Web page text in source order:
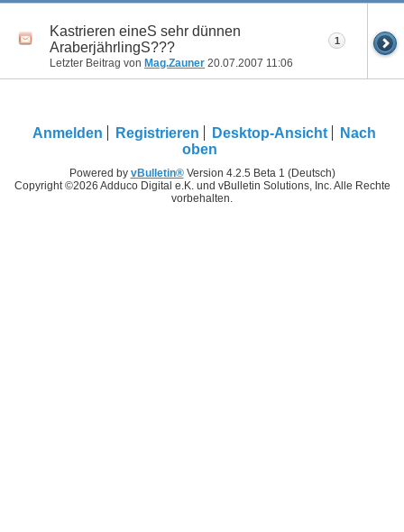
Kastrieren eineS sehr dünnen
AraberjährlingS???
Letzter Beitrag von Mag.Zauner 20.07.2007 11:06
1
Anmelden Registrieren Desktop-Ansicht
Nach
oben
Powered by vBulletin®Version 4.2.5 Beta 1 (Deutsch)
Copyright ©2026 Adduco Digital e.K. und vBulletin Solutions, Inc. Alle Rechte
vorbehalten.